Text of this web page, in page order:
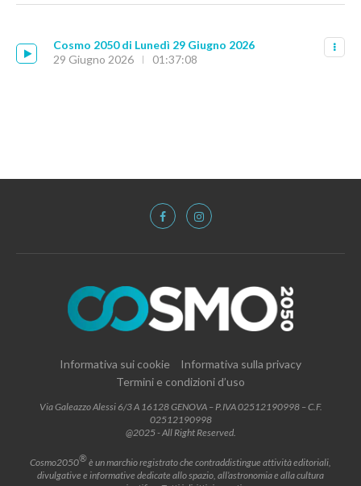
Cosmo 2050 di Lunedì 29 Giugno 2026
29 Giugno 2026
01:37:08
Informativa sui cookie
Informativa sulla privacy
Termini e condizioni d’uso
Via Galeazzo Alessi 6/3 A 16128 GENOVA – P.IVA 02512190998 – C.F.
02512190998
@2025 - All Right Reserved.
Cosmo2050®è un marchio registrato che contraddistingue attività editoriali,
divulgative e informative dedicate allo spazio, all’astronomia e alla cultura